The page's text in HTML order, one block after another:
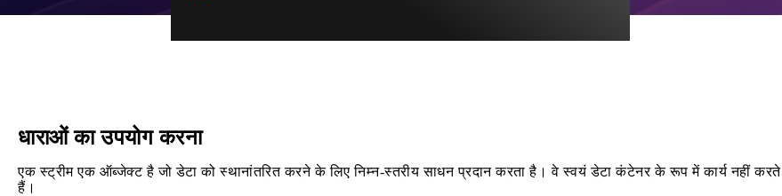
धाराओं का उपयोग करना
एक स्ट्रीम एक ऑब्जेक्ट है जो डेटा को स्थानांतरित करने के लिए निम्न-स्तरीय साधन प्रदान करता है। वे स्वयं डेटा कंटेनर के रूप में कार्य नहीं करते
हैं।